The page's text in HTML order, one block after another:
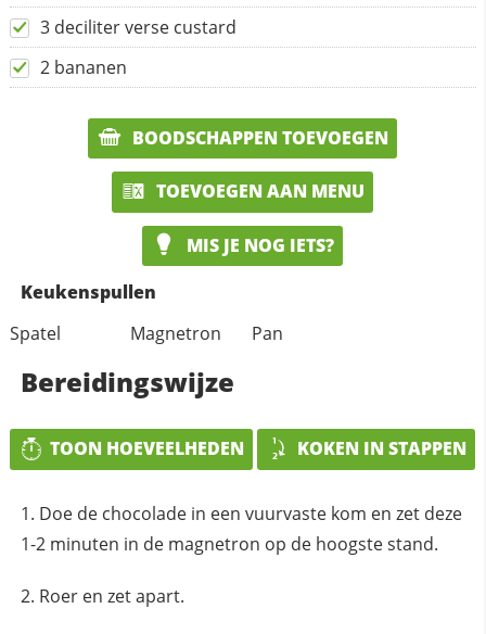
3 deciliter verse custard
2 bananen
BOODSCHAPPEN TOEVOEGEN
TOEVOEGEN AAN MENU
MIS JE NOG IETS?
Keukenspullen
Spatel
Magnetron Pan
Bereidingswijze
TOON HOEVEELHEDEN KOKEN IN STAPPEN
Doe de chocolade in een vuurvaste kom en zet deze
1-2 minuten in de magnetron op de hoogste stand.
Roer en zet apart.